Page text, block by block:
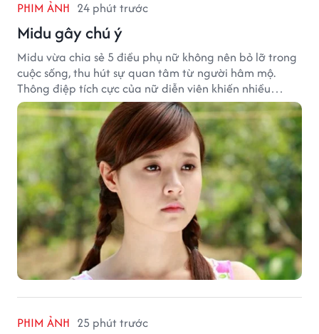
PHIM ẢNH 24 phút trước
Midu gây chú ý
Midu vừa chia sẻ 5 điều phụ nữ không nên bỏ lỡ trong
cuộc sống, thu hút sự quan tâm từ người hâm mộ.
Thông điệp tích cực của nữ diễn viên khiến nhiều
người đồng cảm khi nhìn lại hành trình sự nghiệp và
hạnh phúc hiện tại của cô.
PHIM ẢNH 25 phút trước